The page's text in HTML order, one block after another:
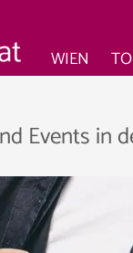
WIEN
Events in